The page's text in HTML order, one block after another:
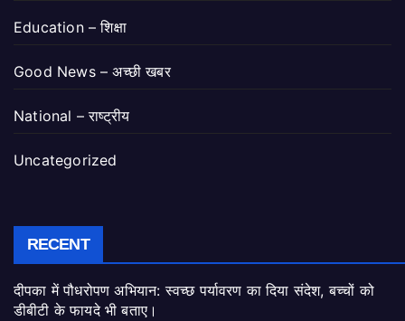
Education – शिक्षा
Good News – अच्छी खबर
National – राष्ट्रीय
Uncategorized
RECENT
दीपका में पौधरोपण अभियान: स्वच्छ पर्यावरण का दिया संदेश, बच्चों को
डीबीटी के फायदे भी बताए।